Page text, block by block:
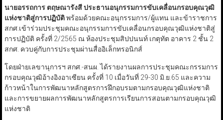
นายอรรถการ ตฤษณารังสี ประธานอนุกรรมการขับเคลื่อนกรอบคุณวุฒิ
แห่งชาติสู่การปฏิบัติพร้อมด้วยคณะอนุกรรมการ/ผู้แทน และข้าราชการ
สกศ.เข้าร่วมประชุมคณะอนุกรรมการขับเคลื่อนกรอบคุณวุฒิแห่งชาติสู่
การปฏิบัติ ครั้งที่ 2/2565 ณ ห้องประชุมสิปปนนท์ เกตุทัต อาคาร 2 ชั้น 2
สกศ. ควบคู่กับการประชุมผ่านสื่ออิเล็กทรอนิกส์
โดยฝ่ายเลขานุการฯ สกศ.-สนผ. ได้รายงานผลการประชุมคณะกรรมการ
กรอบคุณวุฒิอ้างอิงอาเซียน ครั้งที่ 10 เมื่อวันที่ 29-30 มิ.ย.65 และความ
ก้าวหน้าในการพัฒนาหลักสูตรการฝึกอบรมตามกรอบคุณวุฒิแห่งชาติ
และการขยายผลการพัฒนาหลักสูตรการเรียนการสอนตามกรอบคุณวุฒิ
แห่งชาติ